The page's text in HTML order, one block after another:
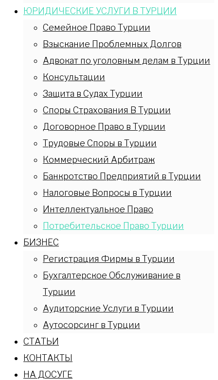
ЮРИДИЧЕСКИЕ УСЛУГИ В ТУРЦИИ
Семейное Право Турции
Взыскание Проблемных Долгов
Адвокат по уголовным делам в Турции
Консультации
Защита в Судах Турции
Споры Страхования В Турции
Договорное Право в Турции
Трудовые Споры в Турции
Коммерческий Арбитраж
Банкротство Предприятий в Турции
Налоговые Вопросы в Турции
Интеллектуальное Право
Потребительское Право Турции
БИЗНЕС
Регистрация Фирмы в Турции
Бухгалтерское Обслуживание в
Турции
Аудиторские Услуги в Турции
Аутосорсинг в Турции
СТАТЬИ
КОНТАКТЫ
НА ДОСУГЕ